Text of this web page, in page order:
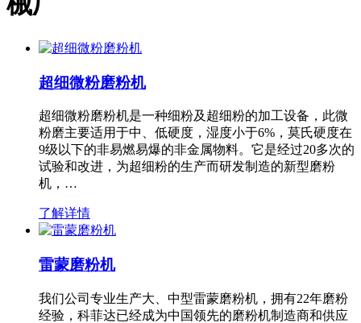
超细微粉磨粉机
超细微粉磨粉机是一种细粉及超细粉的加工设备，此微
粉磨主要适用于中、低硬度，湿度小于6%，莫氏硬度在
9级以下的非易燃易爆的非金属物料。它是经过20多次的
试验和改进，为超细粉的生产而研发制造的新型磨粉
机，…
了解详情
雷蒙磨粉机
我们公司专业生产大、中型雷蒙磨粉机，拥有22年磨粉
经验，科菲达已经成为中国领先的磨粉机制造商和供应